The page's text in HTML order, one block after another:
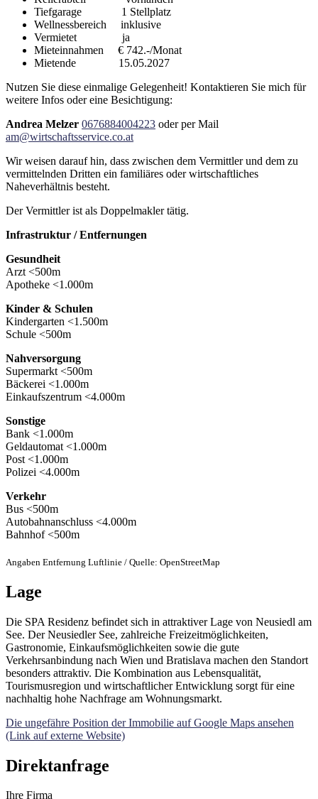
Tiefgarage 1 Stellplatz
Wellnessbereich inklusive
Vermietet ja
Mieteinnahmen € 742.-/Monat
Mietende 15.05.2027
Nutzen Sie diese einmalige Gelegenheit! Kontaktieren Sie mich für
weitere Infos oder eine Besichtigung:
Andrea Melzer 0676884004223 oder per Mail
am@wirtschaftsservice.co.at
Wir weisen darauf hin, dass zwischen dem Vermittler und dem zu
vermittelnden Dritten ein familiäres oder wirtschaftliches
Naheverhältnis besteht.
Der Vermittler ist als Doppelmakler tätig.
Infrastruktur / Entfernungen
Gesundheit
Arzt <500m
Apotheke <1.000m
Kinder & Schulen
Kindergarten <1.500m
Schule <500m
Nahversorgung
Supermarkt <500m
Bäckerei <1.000m
Einkaufszentrum <4.000m
Sonstige
Bank <1.000m
Geldautomat <1.000m
Post <1.000m
Polizei <4.000m
Verkehr
Bus <500m
Autobahnanschluss <4.000m
Bahnhof <500m
Angaben Entfernung Luftlinie / Quelle: OpenStreetMap
Lage
Die SPA Residenz befindet sich in attraktiver Lage von Neusiedl am
See. Der Neusiedler See, zahlreiche Freizeitmöglichkeiten,
Gastronomie, Einkaufsmöglichkeiten sowie die gute
Verkehrsanbindung nach Wien und Bratislava machen den Standort
besonders attraktiv. Die Kombination aus Lebensqualität,
Tourismusregion und wirtschaftlicher Entwicklung sorgt für eine
nachhaltig hohe Nachfrage am Wohnungsmarkt.
Die ungefähre Position der Immobilie auf Google Maps ansehen
(Link auf externe Website)
Direktanfrage
Ihre Firma